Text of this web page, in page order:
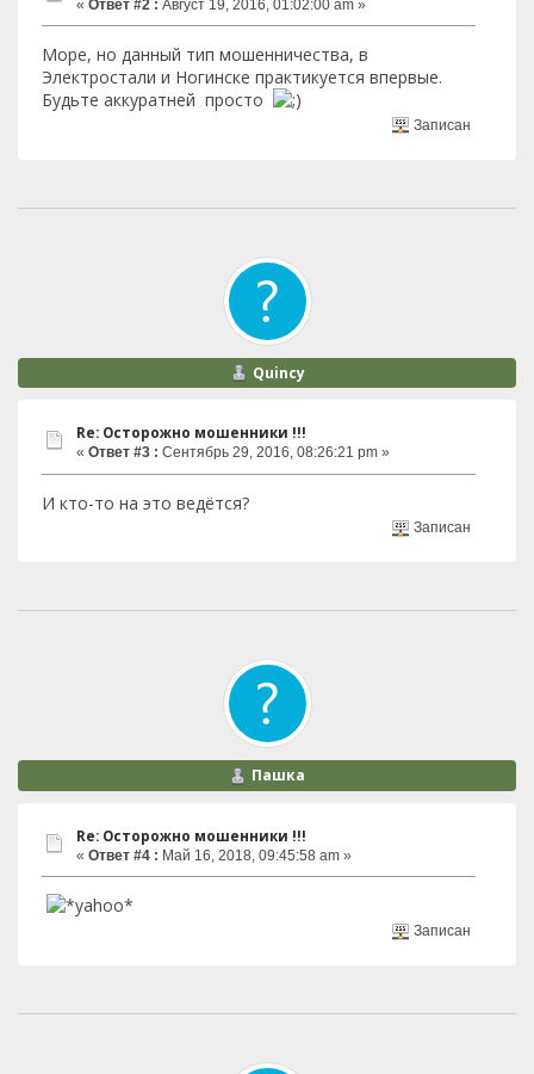
« Ответ #2 : Август 19, 2016, 01:02:00 am »
Море, но данный тип мошенничества, в
Электростали и Ногинске практикуется впервые.
Будьте аккуратней просто
Записан
Quincy
Re: Осторожно мошенники !!!
« Ответ #3 : Сентябрь 29, 2016, 08:26:21 pm »
И кто-то на это ведётся?
Записан
Пашка
Re: Осторожно мошенники !!!
« Ответ #4 : Май 16, 2018, 09:45:58 am »
Записан